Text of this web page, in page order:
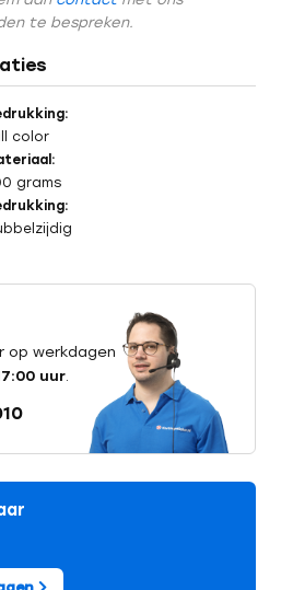
te bespreken.
color
grams
op werkdagen
uur.